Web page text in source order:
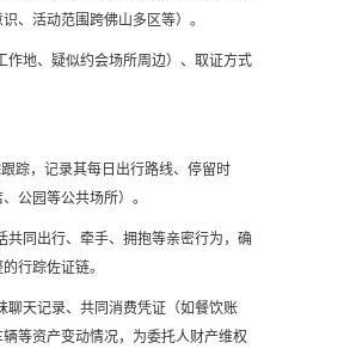
、活动范围跨佛山多区等）。
地、疑似约会场所周边）、取证方式
踪，记录其每日出行路线、停留时
公园等公共场所）。
同出行、牵手、拥抱等亲密行为，确
行踪佐证链。
天记录、共同消费凭证（如餐饮账
等资产变动情况，为委托人财产维权